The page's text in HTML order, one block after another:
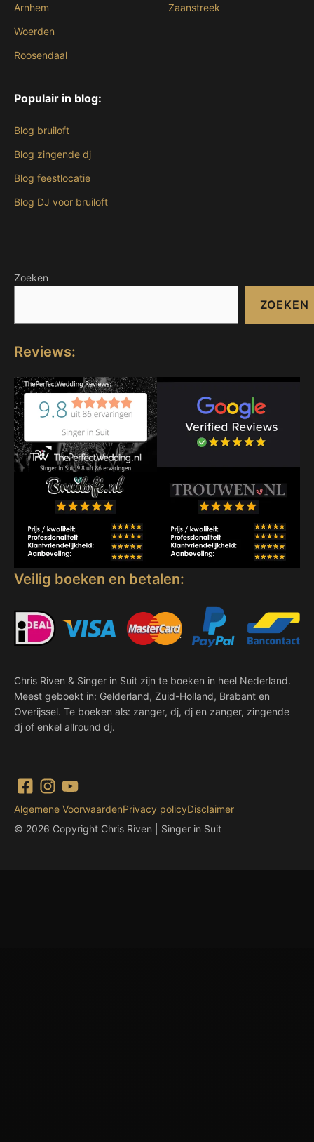
Arnhem
Woerden
Roosendaal
Zaanstreek
Populair in blog:
Blog bruiloft
Blog zingende dj
Blog feestlocatie
Blog DJ voor bruiloft
Zoeken
ZOEKEN
Reviews:
Veilig boeken en betalen:
Chris Riven & Singer in Suit zijn te boeken in heel Nederland.
Meest geboekt in: Gelderland, Zuid-Holland, Brabant en
Overijssel. Te boeken als: zanger, dj, dj en zanger, zingende
dj of enkel allround dj.
© 2026 Copyright Chris Riven | Singer in Suit
Algemene VoorwaardenPrivacy policyDisclaimer